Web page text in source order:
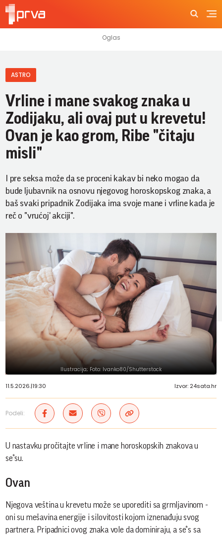
ASTRO
Vrline i mane svakog znaka u
Zodijaku, ali ovaj put u krevetu!
Ovan je kao grom, Ribe "čitaju
misli"
I pre seksa može da se proceni kakav bi neko mogao da
bude ljubavnik na osnovu njegovog horoskopskog znaka, a
baš svaki pripadnik Zodijaka ima svoje mane i vrline kada je
reč o "vrućoj' akciji".
Ilustracija; Foto: Ivanko80/Shutterstock
11.5.2026.|19:30 Izvor: 24sata.hr
Podeli:
U nastavku pročitajte vrline i mane horoskopskih znakova u
se*su.
Ovan
Njegova veština u krevetu može se uporediti sa grmljavinom -
oni su mešavina energije i silovitosti kojom iznenađuju svog
partnera. Pripadnici ovog znaka vole da dominiraju, a se*s sa